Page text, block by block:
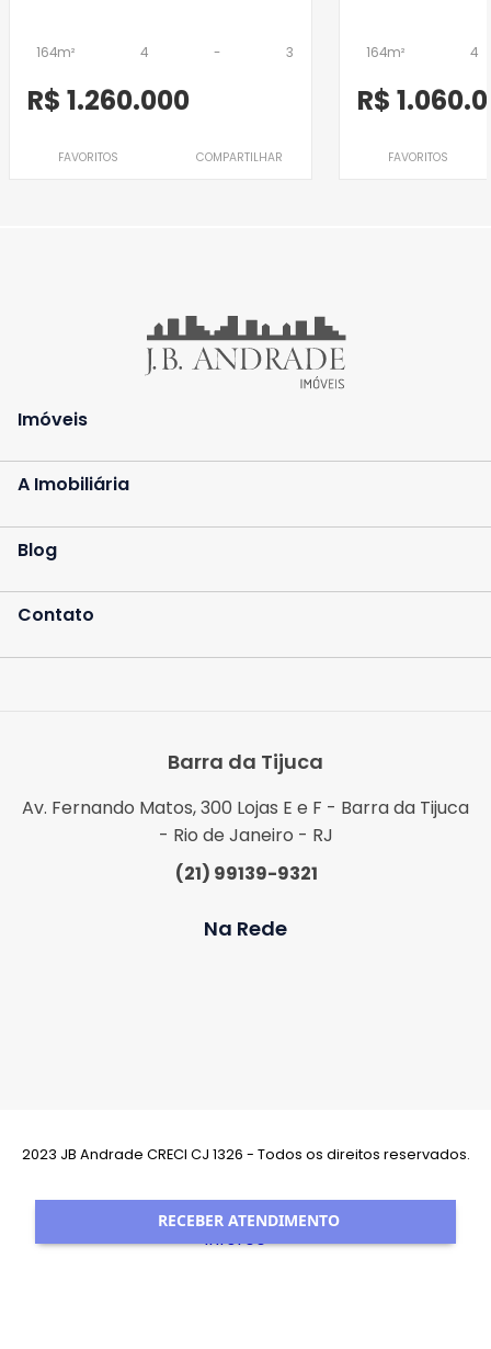
RECEBER ATENDIMENTO
164m² 4 - 3
R$ 1.260.000
FAVORITOS COMPARTILHAR
164m² 4
R$
FAVORITOS
Imóveis
A Imobiliária
Blog
Contato
Barra da Tijuca
Av. Fernando Matos, 300 Lojas E e F - Barra da Tijuca
- Rio de Janeiro - RJ
(21) 99139-9321
Na Rede
2023 JB Andrade CRECI CJ 1326 - Todos os direitos reservados.